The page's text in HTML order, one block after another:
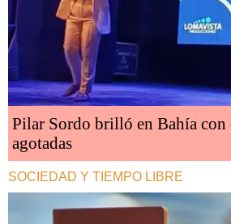
Pilar Sordo brilló en Bahía con
agotadas
SOCIEDAD Y TIEMPO LIBRE